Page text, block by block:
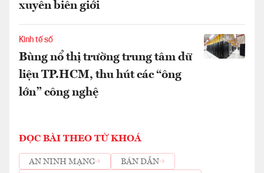
xuyên biên giới
Kinh tế số
Bùng nổ thị trường trung tâm dữ
liệu TP.HCM, thu hút các “ông
lớn” công nghệ
ĐỌC BÀI THEO TỪ KHOÁ
AN NINH MẠNG
BÁN DẪN